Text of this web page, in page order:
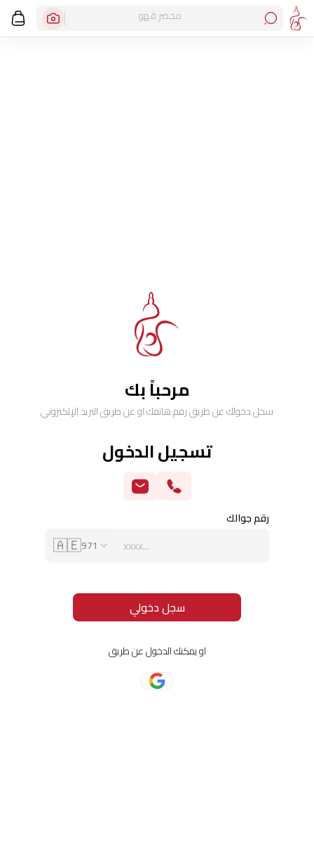
محضر قهوة
مرحباً بك
سجل دخولك عن طريق رقم هاتفك او عن طريق البريد الإلكتروني
تسجيل الدخول
رقم جوالك
🇦🇪971
سجل دخولي
او يمكنك الدخول عن طريق